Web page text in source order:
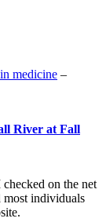
medicine –
River at Fall
on the net
most individuals